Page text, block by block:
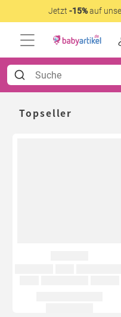
Jetzt -15%auf
Topseller